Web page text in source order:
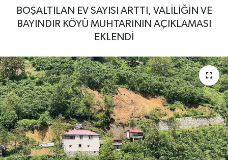
BOŞALTILAN EV SAYISI ARTTI, VALİLİĞİN VE
BAYINDIR KÖYÜ MUHTARININ AÇIKLAMASI
EKLENDİ
SAĞLIK
YAŞAM
RESMİ İLAN
Tüm Manşetler
Son Dakika Haberleri
Haber Arşivi